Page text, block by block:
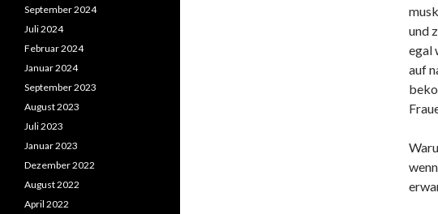
und
egal
auf
September 2024
Juli 2024
Februar 2024
Januar 2024
September 2023
August 2023
Juli 2023
Januar 2023
Dezember 2022
August 2022
April 2022